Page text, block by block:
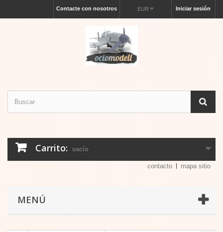
Iniciar sesión
EUR
Contacte con nosotros
Carrito: vacío
contacto mapa sitio
MENÚ